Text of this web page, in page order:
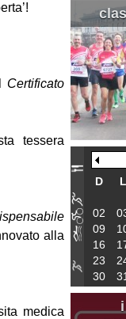
Certificato
tessera
alla
medica
D
L
02
09
16
23
30
31